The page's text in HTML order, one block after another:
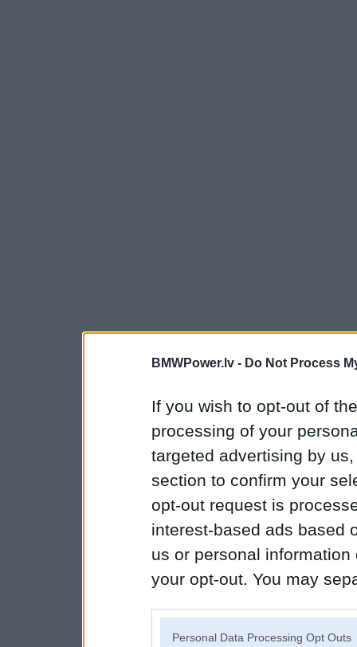
BMWPower.lv - Do Not Process
If you wish to opt-out of
processing of your
targeted advertising by
section to confirm your
opt-out request is
interest-based ads based
us or personal
your opt-out. You may
Personal Data Processing Opt Outs